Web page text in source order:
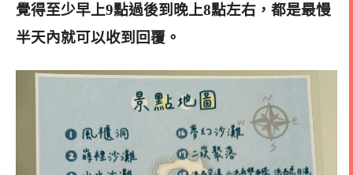
覺得至少早上9點過後到晚上8點左右，都是最慢
半天內就可以收到回覆。